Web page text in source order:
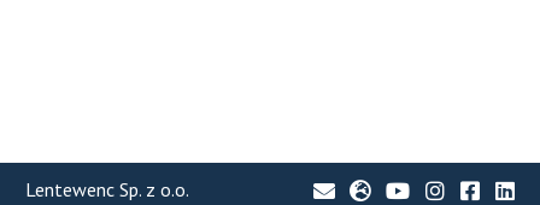
Lentewenc Sp. z o.o.